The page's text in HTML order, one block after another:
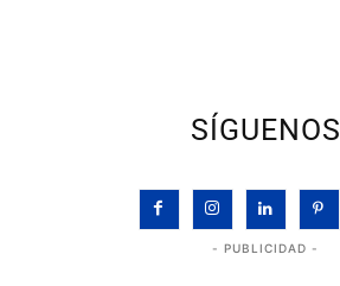
SÍGUENOS
- PUBLICIDAD -